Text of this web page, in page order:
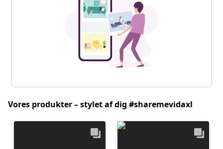
Vores produkter – stylet af dig #sharemevidaxl